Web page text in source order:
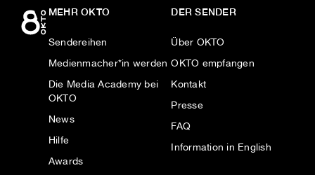
MEHR OKTO
Sendereihen
Medienmacher*in werden
Die Media Academy bei
OKTO
News
Hilfe
Awards
DER SENDER
Über OKTO
OKTO empfangen
Kontakt
Presse
FAQ
Information in English